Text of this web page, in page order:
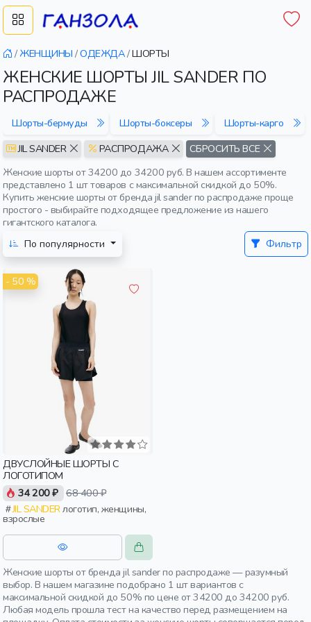
/ ЖЕНЩИНЫ /ОДЕЖДА/ШОРТЫ
ЖЕНСКИЕ ШОРТЫ JIL SANDER ПО
РАСПРОДАЖЕ
Шорты-бермуды Шорты-боксеры
Шорты-карго
JIL SANDER
РАСПРОДАЖА
СБРОСИТЬ ВСЕ
Женские шорты от 34200 до 34200 руб. В нашем ассортименте
представлено 1 шт товаров с максимальной скидкой до 50%.
Купить женские шорты от бренда jil sander по распродаже проще
простого - выбирайте подходящее предложение из нашего
гигантского каталога.
По популярности
Фильтр
- 50 %
ДВУСЛОЙНЫЕ ШОРТЫ С
ЛОГОТИПОМ
34 200 ₽ 68 400 ₽
JIL SANDERлоготип, женщины,
взрослые
Женские шорты от бренда jil sander по распродаже — разумный
выбор. В нашем магазине подобрано 1 шт вариантов с
максимальной скидкой до 50% по цене от 34200 до 34200 руб.
Любая модель прошла тест на качество перед размещением на